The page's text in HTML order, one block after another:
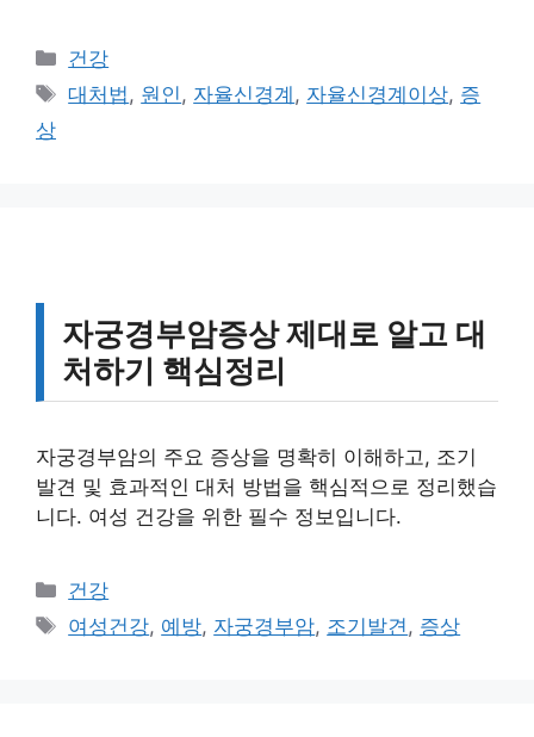
카
테
건강
태
대처법, 원인, 자율신경계 , 자율신경계이상, 증
상
자궁경부암증상 제대로 알고 대
처하기 핵심정리
자궁경부암의 주요 증상을 명확히 이해하고, 조기
발견 및 효과적인 대처 방법을 핵심적으로 정리했습
니다. 여성 건강을 위한 필수 정보입니다.
카
테
건강
태
여성건강, 예방, 자궁경부암, 조기발견, 증상